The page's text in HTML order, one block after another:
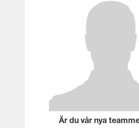
Är du vår nya